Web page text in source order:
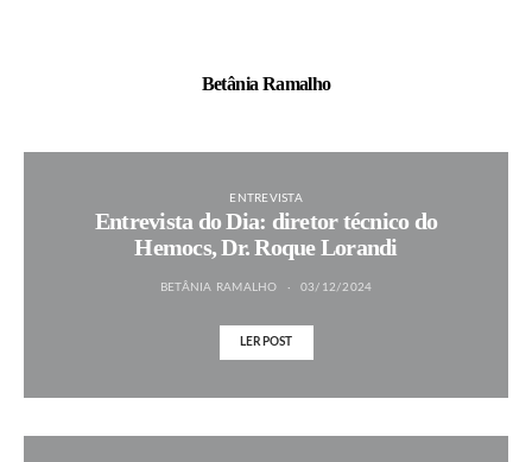
Betânia Ramalho
ENTREVISTA
Entrevista do Dia: diretor técnico do
Hemocs, Dr. Roque Lorandi
BETÂNIA RAMALHO 03/12/2024
LER POST